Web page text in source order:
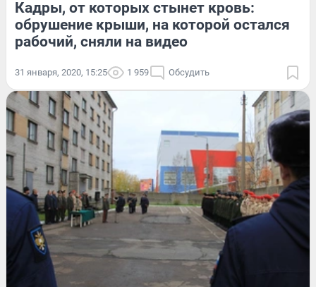
Кадры, от которых стынет кровь:
обрушение крыши, на которой остался
рабочий, сняли на видео
31 января, 2020, 15:25 1 959 Обсудить